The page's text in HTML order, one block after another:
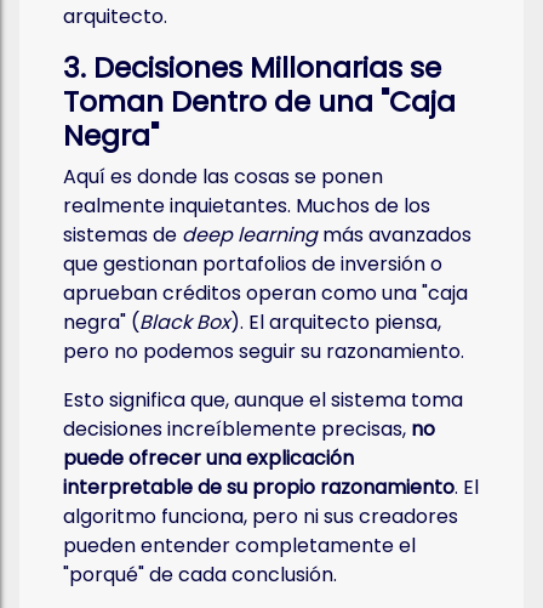
arquitecto.
3. Decisiones Millonarias se
Toman Dentro de una "Caja
Negra"
Aquí es donde las cosas se ponen
realmente inquietantes. Muchos de los
sistemas de deep learningmás avanzados
que gestionan portafolios de inversión o
aprueban créditos operan como una "caja
negra" (Black Box). El arquitecto piensa,
pero no podemos seguir su razonamiento.
Esto significa que, aunque el sistema toma
decisiones increíblemente precisas, no
puede ofrecer una explicación
interpretable de su propio razonamiento. El
algoritmo funciona, pero ni sus creadores
pueden entender completamente el
"porqué" de cada conclusión.